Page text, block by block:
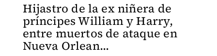
Hijastro de la ex niñera de
príncipes William y Harry,
entre muertos de ataque en
Nueva Orlean...